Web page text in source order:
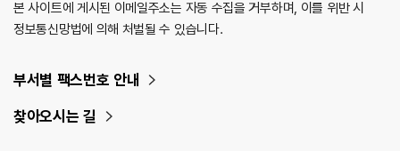
본 사이트에 게시된 이메일주소는 자동 수집을 거부하며, 이를 위반 시
정보통신망법에 의해 처벌될 수 있습니다.
부서별 팩스번호 안내
찾아오시는 길